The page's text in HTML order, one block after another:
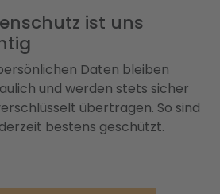
ist uns
Daten bleiben
und werden stets sicher
übertragen. So sind
bestens geschützt.